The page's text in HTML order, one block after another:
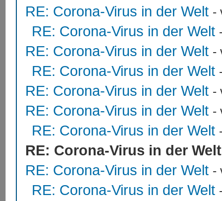
RE: Corona-Virus in der Welt -
RE: Corona-Virus in der Welt
RE: Corona-Virus in der Welt -
RE: Corona-Virus in der Welt
RE: Corona-Virus in der Welt -
RE: Corona-Virus in der Welt -
RE: Corona-Virus in der Welt
RE: Corona-Virus in der Welt
RE: Corona-Virus in der Welt -
RE: Corona-Virus in der Welt